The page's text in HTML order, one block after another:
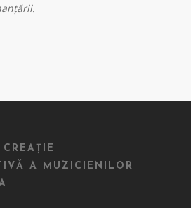
A MUZICIENILOR